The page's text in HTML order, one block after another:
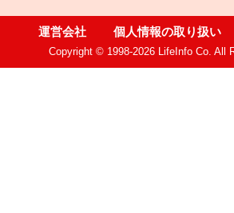
運営会社 個人情報の取り扱い
Copyright © 1998-2026 LifeInfo Co. All